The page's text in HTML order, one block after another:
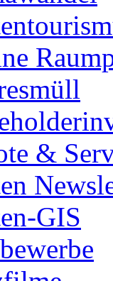
&
GIS